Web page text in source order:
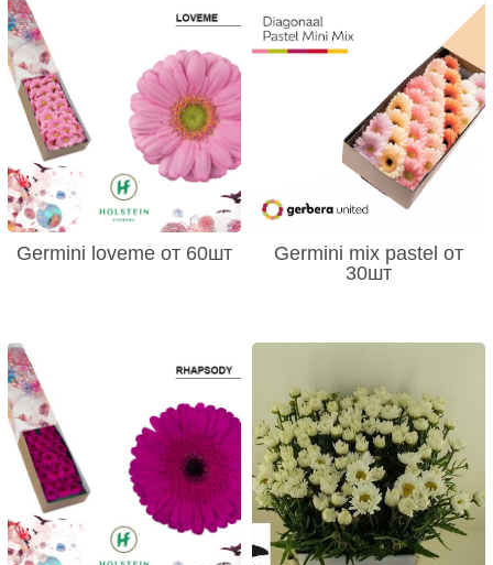
Germini loveme от 60шт
Germini mix pastel от
30шт